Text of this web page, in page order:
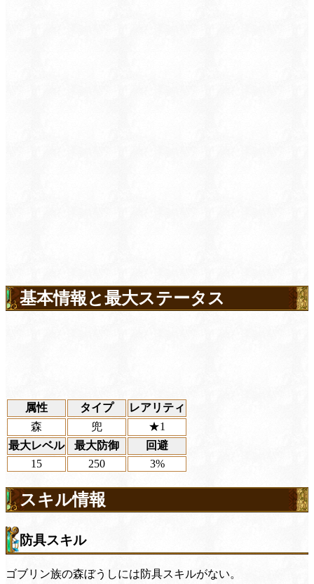
基本情報と最大ステータス
属性 タイプ
レアリティ
森
兜
★1
最大レベル
最大防御
回避
15
250 3%
スキル情報
防具スキル
ゴブリン族の森ぼうしには防具スキルがない。